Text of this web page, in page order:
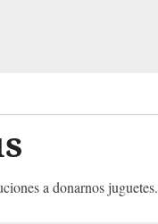
a donarnos juguetes.